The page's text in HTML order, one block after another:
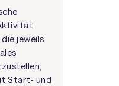
jeweils
Start- und